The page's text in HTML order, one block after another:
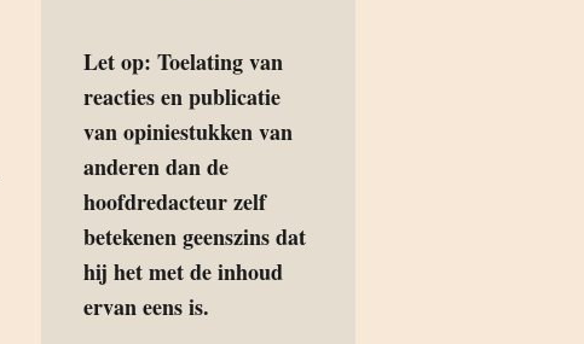
Let op: Toelating van
reacties en publicatie
van opiniestukken van
anderen dan de
hoofdredacteur zelf
betekenen geenszins dat
hij het met de inhoud
ervan eens is.